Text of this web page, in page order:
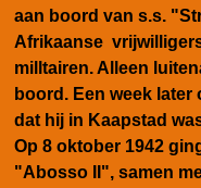
aan boord van s.s.
Afrikaanse
milltairen. Alleen
boord. Een week
dat hij in Kaapstad
Op 8 oktober 1942
"Abosso II", samen